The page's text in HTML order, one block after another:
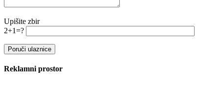
Upišite zbir
2+1=?
Reklamni prostor